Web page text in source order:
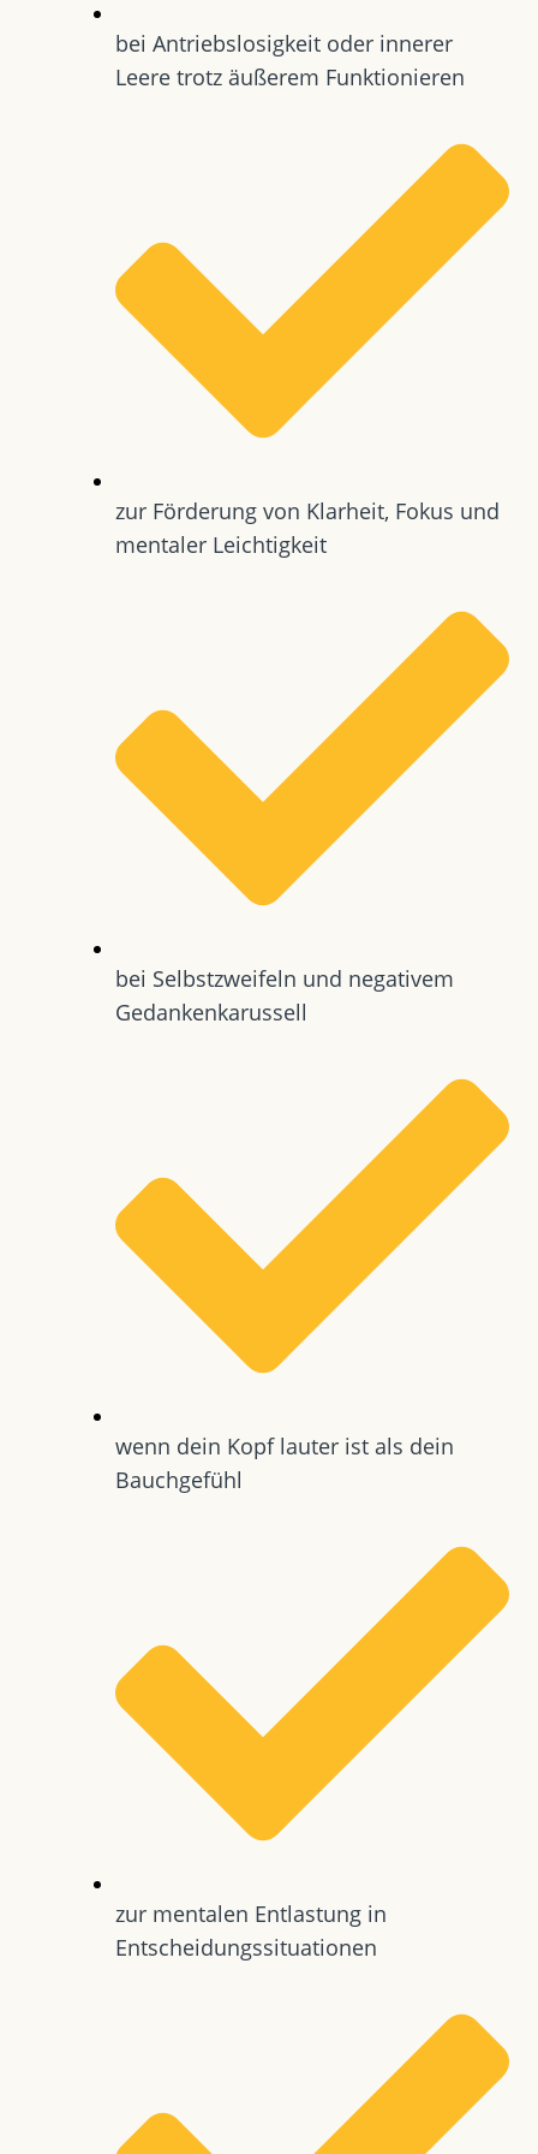
bei Antriebslosigkeit oder innerer
Leere trotz äußerem Funktionieren
zur Förderung von Klarheit, Fokus und
mentaler Leichtigkeit
bei Selbstzweifeln und negativem
Gedankenkarussell
wenn dein Kopf lauter ist als dein
Bauchgefühl
zur mentalen Entlastung in
Entscheidungssituationen